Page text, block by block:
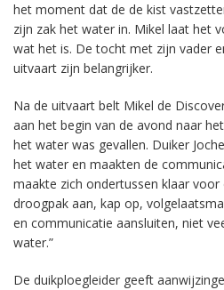
het moment dat de de kist
zijn zak het water in. Mikel laat het
wat het is. De tocht met zijn vader
uitvaart zijn belangrijker.
Na de uitvaart belt Mikel de
aan het begin van de avond naar
het water was gevallen. Duiker
het water en maakten de
maakte zich ondertussen klaar voor
droogpak aan, kap op,
en communicatie aansluiten, niet
water.”
De duikploegleider geeft